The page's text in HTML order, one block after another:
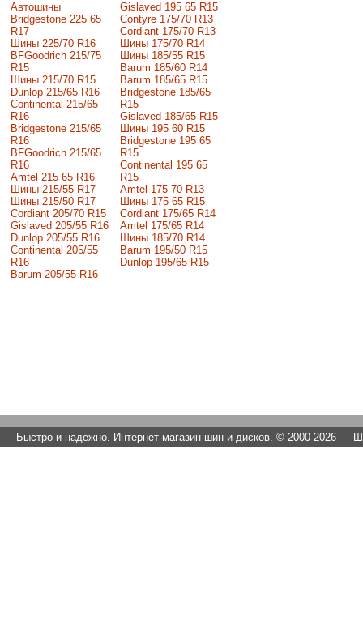
Автошины
Bridgestone 225 65
R17
Шины 225/70 R16
BFGoodrich 215/75
R15
Шины 215/70 R15
Dunlop 215/65 R16
Continental 215/65
R16
Bridgestone 215/65
R16
BFGoodrich 215/65
R16
Amtel 215 65 R16
Шины 215/55 R17
Шины 215/50 R17
Сordiant 205/70 R15
Gislaved 205/55 R16
Dunlop 205/55 R16
Continental 205/55
R16
Barum 205/55 R16
Gislaved 195 65 R15
Contyre 175/70 R13
Cordiant 175/70 R13
Шины 175/70 R14
Шины 185/55 R15
Barum 185/60 R14
Barum 185/65 R15
Bridgestone 185/65
R15
Gislaved 185/65 R15
Шины 195 60 R15
Bridgestone 195 65
R15
Continental 195 65
R15
Amtel 175 70 R13
Шины 175 65 R15
Cordiant 175/65 R14
Amtel 175/65 R14
Шины 185/70 R14
Barum 195/50 R15
Dunlop 195/65 R15
Быстро и надежно. Интернет магазин шин и дисков. © 2000-2026 —